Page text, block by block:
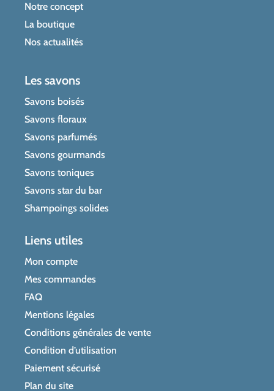
Notre concept
La boutique
Nos actualités
Les savons
Savons boisés
Savons floraux
Savons parfumés
Savons gourmands
Savons toniques
Savons star du bar
Shampoings solides
Liens utiles
Mon compte
Mes commandes
FAQ
Mentions légales
Conditions générales de vente
Condition d’utilisation
Paiement sécurisé
Plan du site